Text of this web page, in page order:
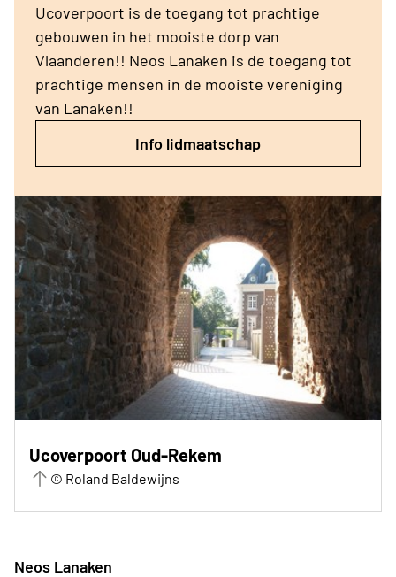
Ucoverpoort is de toegang tot prachtige
gebouwen in het mooiste dorp van
Vlaanderen!! Neos Lanaken is de toegang tot
prachtige mensen in de mooiste vereniging
van Lanaken!!
Info lidmaatschap
Ucoverpoort Oud-Rekem
© Roland Baldewijns
Neos Lanaken